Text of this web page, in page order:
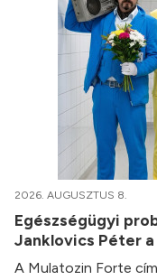
2026. AUGUSZTUS 8.
Egészségügyi
Janklovics Péter
A Mulatozin Forte